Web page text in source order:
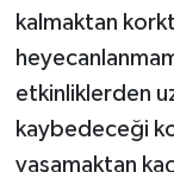
kalmaktan
etkinliklerden
kaybedeceği
yaşamaktan